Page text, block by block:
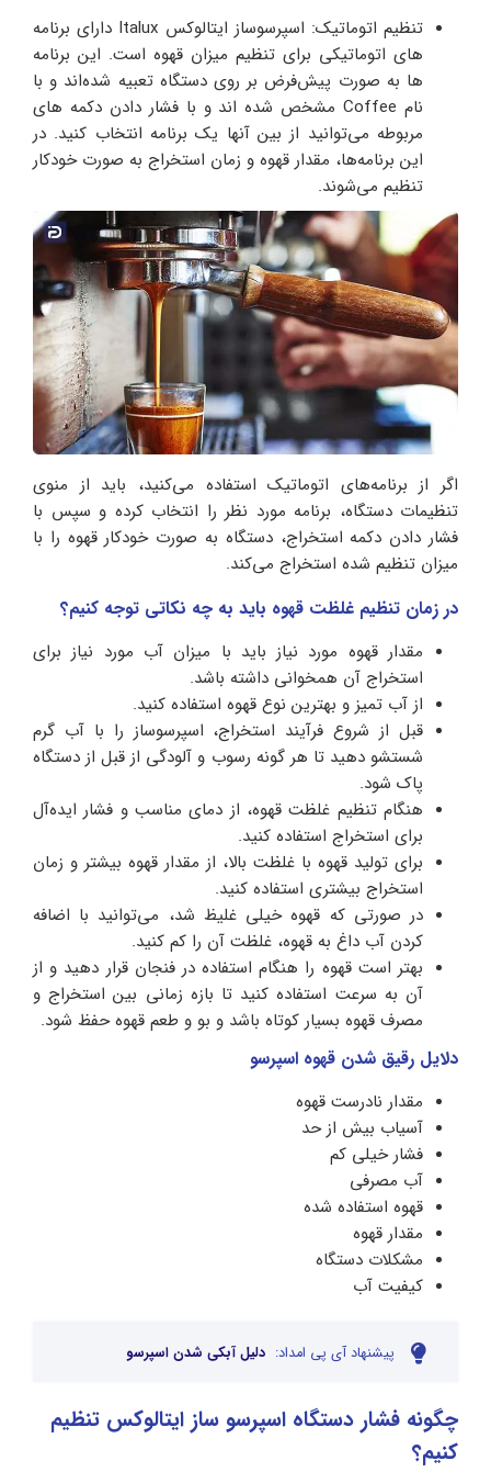
تنظیم اتوماتیک: اسپرسوساز ایتالوکس Italux دارای برنامه
های اتوماتیکی برای تنظیم میزان قهوه است. این برنامه
ها به صورت پیش‌فرض بر روی دستگاه تعبیه شده‌اند و با
نام Coffee مشخص شده اند و با فشار دادن دکمه های
مربوطه می‌توانید از بین آنها یک برنامه انتخاب کنید. در
این برنامه‌ها، مقدار قهوه و زمان استخراج به صورت خودکار
تنظیم می‌شوند.
اگر از برنامه‌های اتوماتیک استفاده می‌کنید، باید از منوی
تنظیمات دستگاه، برنامه مورد نظر را انتخاب کرده و سپس با
فشار دادن دکمه استخراج، دستگاه به صورت خودکار قهوه را با
میزان تنظیم شده استخراج می‌کند.
در زمان تنظیم غلظت قهوه باید به چه نکاتی توجه کنیم؟
مقدار قهوه مورد نیاز باید با میزان آب مورد نیاز برای
استخراج آن همخوانی داشته باشد.
از آب تمیز و بهترین نوع قهوه استفاده کنید.
قبل از شروع فرآیند استخراج، اسپرسوساز را با آب گرم
شستشو دهید تا هر گونه رسوب و آلودگی از قبل از دستگاه
پاک شود.
هنگام تنظیم غلظت قهوه، از دمای مناسب و فشار ایده‌آل
برای استخراج استفاده کنید.
برای تولید قهوه با غلظت بالا، از مقدار قهوه بیشتر و زمان
استخراج بیشتری استفاده کنید.
در صورتی که قهوه خیلی غلیظ شد، می‌توانید با اضافه
کردن آب داغ به قهوه، غلظت آن را کم کنید.
بهتر است قهوه را هنگام استفاده در فنجان قرار دهید و از
آن به سرعت استفاده کنید تا بازه زمانی بین استخراج و
مصرف قهوه بسیار کوتاه باشد و بو و طعم قهوه حفظ شود.
دلایل رقیق شدن قهوه اسپرسو
مقدار نادرست قهوه
آسیاب بیش از حد
فشار خیلی کم
آب مصرفی
قهوه استفاده شده
مقدار قهوه
مشکلات دستگاه
کیفیت آب
پیشنهاد آی پی امداد: دلیل آبکی شدن اسپرسو
چگونه فشار دستگاه اسپرسو ساز ایتالوکس تنظیم
کنیم؟